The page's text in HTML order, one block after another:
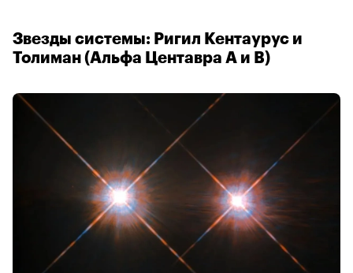
Звезды системы: Ригил Кентаурус и
Толиман (Альфа Центавра A и B)